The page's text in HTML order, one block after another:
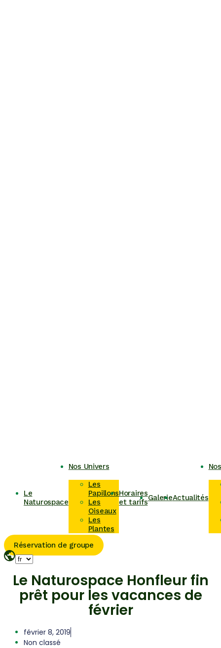
Le
Naturospace
Nos Univers
Les
Papillons
Les
Oiseaux
Les
Plantes
Horaires
et tarifsGalerieActualités
Réservation de groupe
Le Naturospace Honfleur fin
prêt pour les vacances de
février
février 8, 2019
Non classé